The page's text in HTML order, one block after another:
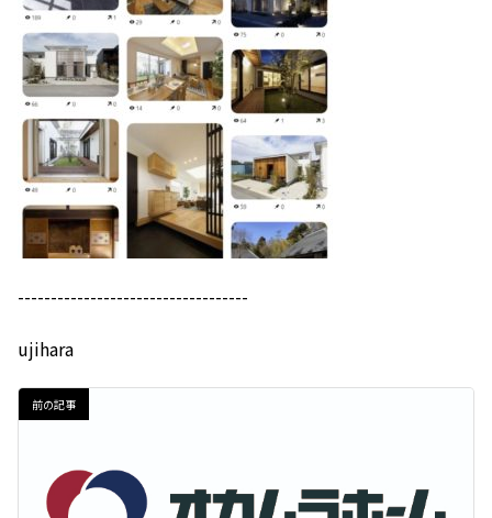
-----------------------------------
ujihara
前の記事